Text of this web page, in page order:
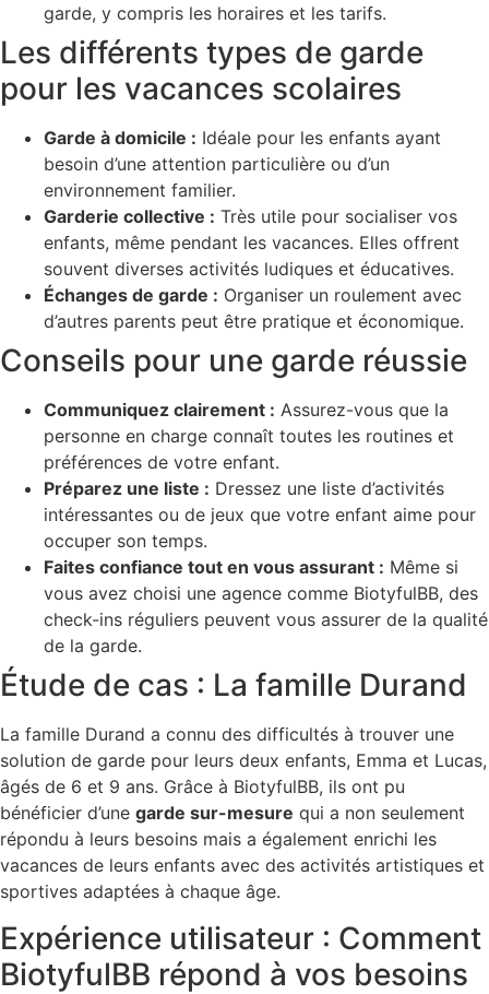
garde, y compris les horaires et les tarifs.
Les différents types de garde
pour les vacances scolaires
Garde à domicile : Idéale pour les enfants ayant
besoin d’une attention particulière ou d’un
environnement familier.
Garderie collective : Très utile pour socialiser vos
enfants, même pendant les vacances. Elles offrent
souvent diverses activités ludiques et éducatives.
Échanges de garde : Organiser un roulement avec
d’autres parents peut être pratique et économique.
Conseils pour une garde réussie
Communiquez clairement : Assurez-vous que la
personne en charge connaît toutes les routines et
préférences de votre enfant.
Préparez une liste : Dressez une liste d’activités
intéressantes ou de jeux que votre enfant aime pour
occuper son temps.
Faites confiance tout en vous assurant : Même si
vous avez choisi une agence comme BiotyfulBB, des
check-ins réguliers peuvent vous assurer de la qualité
de la garde.
Étude de cas : La famille Durand
La famille Durand a connu des difficultés à trouver une
solution de garde pour leurs deux enfants, Emma et Lucas,
âgés de 6 et 9 ans. Grâce à BiotyfulBB, ils ont pu
bénéficier d’une garde sur-mesure qui a non seulement
répondu à leurs besoins mais a également enrichi les
vacances de leurs enfants avec des activités artistiques et
sportives adaptées à chaque âge.
Expérience utilisateur : Comment
BiotyfulBB répond à vos besoins